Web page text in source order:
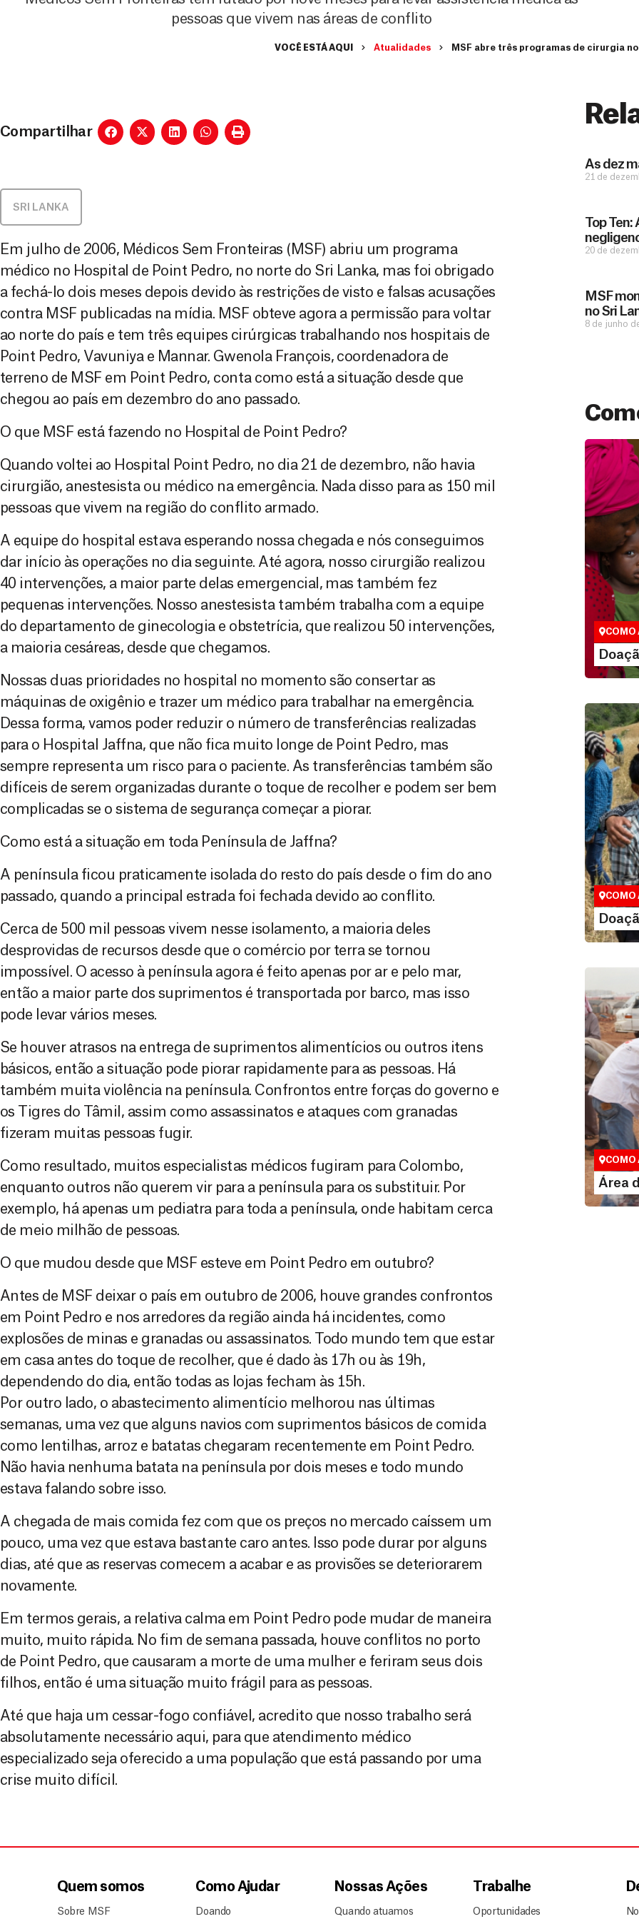
pessoas que vivem nas áreas de conflito
VOCÊ ESTÁ AQUI Atualidades MSF abre três programas de cirurgia
Compartilhar
SRI LANKA
Em julho de 2006, Médicos Sem Fronteiras (MSF) abriu um programa
médico no Hospital de Point Pedro, no norte do Sri Lanka, mas foi obrigado
a fechá-lo dois meses depois devido às restrições de visto e falsas acusações
contra MSF publicadas na mídia. MSF obteve agora a permissão para voltar
ao norte do país e tem três equipes cirúrgicas trabalhando nos hospitais de
Point Pedro, Vavuniya e Mannar. Gwenola François, coordenadora de
terreno de MSF em Point Pedro, conta como está a situação desde que
chegou ao país em dezembro do ano passado.
O que MSF está fazendo no Hospital de Point Pedro?
Quando voltei ao Hospital Point Pedro, no dia 21 de dezembro, não havia
cirurgião, anestesista ou médico na emergência. Nada disso para as 150 mil
pessoas que vivem na região do conflito armado.
A equipe do hospital estava esperando nossa chegada e nós conseguimos
dar início às operações no dia seguinte. Até agora, nosso cirurgião realizou
40 intervenções, a maior parte delas emergencial, mas também fez
pequenas intervenções. Nosso anestesista também trabalha com a equipe
do departamento de ginecologia e obstetrícia, que realizou 50 intervenções,
a maioria cesáreas, desde que chegamos.
Nossas duas prioridades no hospital no momento são consertar as
máquinas de oxigênio e trazer um médico para trabalhar na emergência.
Dessa forma, vamos poder reduzir o número de transferências realizadas
para o Hospital Jaffna, que não fica muito longe de Point Pedro, mas
sempre representa um risco para o paciente. As transferências também são
difíceis de serem organizadas durante o toque de recolher e podem ser bem
complicadas se o sistema de segurança começar a piorar.
Como está a situação em toda Península de Jaffna?
A península ficou praticamente isolada do resto do país desde o fim do ano
passado, quando a principal estrada foi fechada devido ao conflito.
Cerca de 500 mil pessoas vivem nesse isolamento, a maioria deles
desprovidas de recursos desde que o comércio por terra se tornou
impossível. O acesso à península agora é feito apenas por ar e pelo mar,
então a maior parte dos suprimentos é transportada por barco, mas isso
pode levar vários meses.
Se houver atrasos na entrega de suprimentos alimentícios ou outros itens
básicos, então a situação pode piorar rapidamente para as pessoas. Há
também muita violência na península. Confrontos entre forças do governo e
os Tigres do Tâmil, assim como assassinatos e ataques com granadas
fizeram muitas pessoas fugir.
Como resultado, muitos especialistas médicos fugiram para Colombo,
enquanto outros não querem vir para a península para os substituir. Por
exemplo, há apenas um pediatra para toda a península, onde habitam cerca
de meio milhão de pessoas.
O que mudou desde que MSF esteve em Point Pedro em outubro?
Antes de MSF deixar o país em outubro de 2006, houve grandes confrontos
em Point Pedro e nos arredores da região ainda há incidentes, como
explosões de minas e granadas ou assassinatos. Todo mundo tem que estar
em casa antes do toque de recolher, que é dado às 17h ou às 19h,
dependendo do dia, então todas as lojas fecham às 15h.
Por outro lado, o abastecimento alimentício melhorou nas últimas
semanas, uma vez que alguns navios com suprimentos básicos de comida
como lentilhas, arroz e batatas chegaram recentemente em Point Pedro.
Não havia nenhuma batata na península por dois meses e todo mundo
estava falando sobre isso.
A chegada de mais comida fez com que os preços no mercado caíssem um
pouco, uma vez que estava bastante caro antes. Isso pode durar por alguns
dias, até que as reservas comecem a acabar e as provisões se deteriorarem
novamente.
Em termos gerais, a relativa calma em Point Pedro pode mudar de maneira
muito, muito rápida. No fim de semana passada, houve conflitos no porto
de Point Pedro, que causaram a morte de uma mulher e feriram seus dois
filhos, então é uma situação muito frágil para as pessoas.
Até que haja um cessar-fogo confiável, acredito que nosso trabalho será
absolutamente necessário aqui, para que atendimento médico
especializado seja oferecido a uma população que está passando por uma
crise muito difícil.
As dez
21 de
Top Ten:
20 de
MSF
no Sri
8 de junho
Doação
São as
que nos
vidas em
COMO
Você
maneiras,
valor que
COMO
Área
Espaço
COMO
Área
Quem somos
Sobre MSF
Como Ajudar
Doando
Nossas Ações
Quando atuamos
Trabalhe
Oportunidades